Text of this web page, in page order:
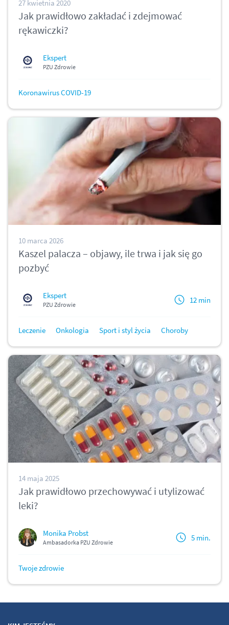
27 kwietnia 2020
Jak prawidłowo zakładać i zdejmować
rękawiczki?
Ekspert
PZU Zdrowie
Koronawirus COVID-19
10 marca 2026
Kaszel palacza – objawy, ile trwa i jak się go
pozbyć
Ekspert
PZU Zdrowie 12 min
Leczenie Onkologia Sport i styl życia Choroby
14 maja 2025
Jak prawidłowo przechowywać i utylizować
leki?
Monika Probst
Ambasadorka PZU Zdrowie 5 min.
Twoje zdrowie